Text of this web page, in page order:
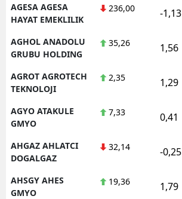
AGESA AGESA
HAYAT EMEKLILIK
236,00 -1,13
AGHOL ANADOLU
GRUBU HOLDING
35,26 1,56
AGROT AGROTECH
TEKNOLOJI
2,35 1,29
AGYO ATAKULE
GMYO
7,33 0,41
AHGAZ AHLATCI
DOGALGAZ
32,14 -0,25
AHSGY AHES
GMYO
19,36 1,79